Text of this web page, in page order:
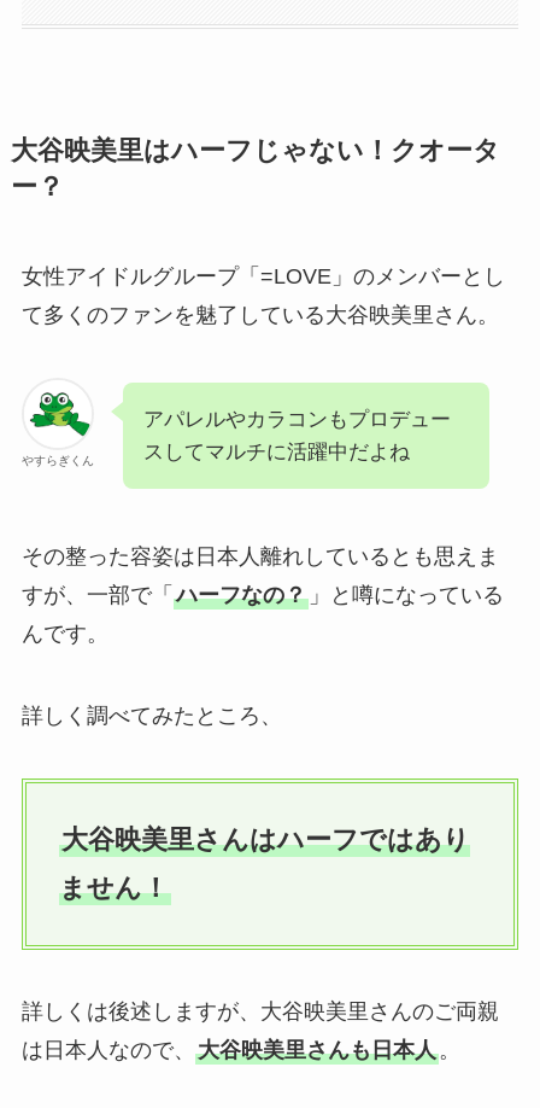
大谷映美里はハーフじゃない！クオータ
ー？
女性アイドルグループ「=LOVE」のメンバーとし
て多くのファンを魅了している大谷映美里さん。
やすらぎくん
アパレルやカラコンもプロデュー
スしてマルチに活躍中だよね
その整った容姿は日本人離れしているとも思えま
すが、一部で「 ハーフなの？」と噂になっている
んです。
詳しく調べてみたところ、
大谷映美里さんはハーフではあり
ません！
詳しくは後述しますが、大谷映美里さんのご両親
は日本人なので、 大谷映美里さんも日本人。